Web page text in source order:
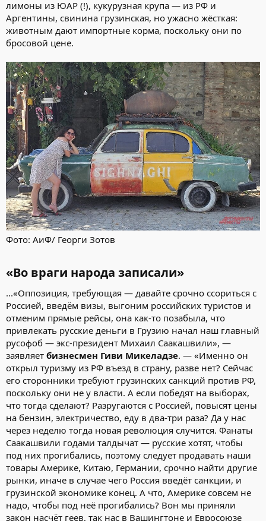
лимоны из ЮАР (!), кукурузная крупа — из РФ и
Аргентины, свинина грузинская, но ужасно жёсткая:
животным дают импортные корма, поскольку они по
бросовой цене.
Фото: АиФ/ Георги Зотов
«Во враги народа записали»
...«Оппозиция, требующая — давайте срочно ссориться с
Россией, введём визы, выгоним российских туристов и
отменим прямые рейсы, она как-то позабыла, что
привлекать русские деньги в Грузию начал наш главный
русофоб — экс-президент Михаил Саакашвили», —
заявляет бизнесмен Гиви Микеладзе. — «Именно он
открыл туризму из РФ въезд в страну, разве нет? Сейчас
его сторонники требуют грузинских санкций против РФ,
поскольку они не у власти. А если победят на выборах,
что тогда сделают? Разругаются с Россией, повысят цены
на бензин, электричество, еду в два-три раза? Да у нас
через неделю тогда новая революция случится. Фанаты
Саакашвили годами талдычат — русские хотят, чтобы
под них прогибались, поэтому следует продавать наши
товары Америке, Китаю, Германии, срочно найти другие
рынки, иначе в случае чего Россия введёт санкции, и
грузинской экономике конец. А что, Америке совсем не
надо, чтобы под неё прогибались? Вон мы приняли
закон насчёт геев, так нас в Вашингтоне и Евросоюзе